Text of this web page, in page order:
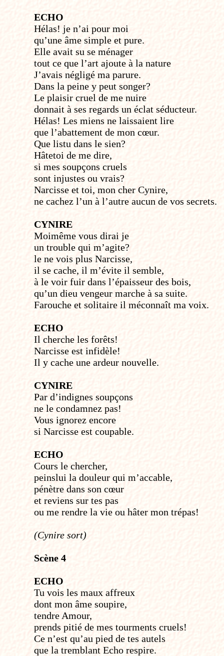
ECHO
Hélas! je n’ai pour moi
qu’une âme simple et pure.
Elle avait su se ménager
tout ce que l’art ajoute à la nature
J’avais négligé ma parure.
Dans la peine y peut songer?
Le plaisir cruel de me nuire
donnait à ses regards un éclat séducteur.
Hélas! Les miens ne laissaient lire
que l’abattement de mon cœur.
Que lis­tu dans le sien?
Hâte­toi de me dire,
si mes soupçons cruels
sont injustes ou vrais?
Narcisse et toi, mon cher Cynire,
ne cachez l’un à l’autre aucun de vos secrets.
CYNIRE
Moi­même vous dirai je
un trouble qui m’agite?
le ne vois plus Narcisse,
il se cache, il m’évite il semble,
à le voir fuir dans l’épaisseur des bois,
qu’un dieu vengeur marche à sa suite.
Farouche et solitaire il méconnaît ma voix.
ECHO
Il cherche les forêts!
Narcisse est infidèle!
Il y cache une ardeur nouvelle.
CYNIRE
Par d’indignes soupçons
ne le condamnez pas!
Vous ignorez encore
si Narcisse est coupable.
ECHO
Cours le chercher,
peins­lui la douleur qui m’accable,
pénètre dans son cœur
et reviens sur tes pas
ou me rendre la vie ou hâter mon trépas!
(Cynire sort)
Scène 4
ECHO
Tu vois les maux affreux
dont mon âme soupire,
tendre Amour,
prends pitié de mes tourments cruels!
Ce n’est qu’au pied de tes autels
que la tremblant Echo respire.